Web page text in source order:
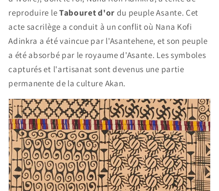
reproduire leTabouret d'or du peuple Asante. Cet
acte sacrilège a conduit à un conflit où Nana Kofi
Adinkra a été vaincue par l'Asantehene, et son peuple
a été absorbé par le royaume d'Asante. Les symboles
capturés et l'artisanat sont devenus une partie
permanente de la culture Akan.